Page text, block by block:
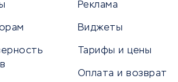
Покупка билетов
Бронирование отелей
Реклама
Виджеты
Тарифы и цены
Оплата и возврат